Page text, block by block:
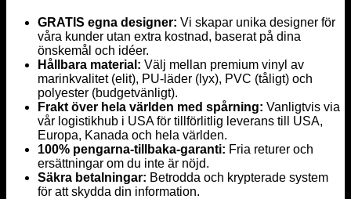
GRATIS egna designer: Vi skapar unika designer för
våra kunder utan extra kostnad, baserat på dina
önskemål och idéer.
Hållbara material: Välj mellan premium vinyl av
marinkvalitet (elit), PU-läder (lyx), PVC (tåligt) och
polyester (budgetvänligt).
Frakt över hela världen med spårning: Vanligtvis via
vår logistikhub i USA för tillförlitlig leverans till USA,
Europa, Kanada och hela världen.
100% pengarna-tillbaka-garanti: Fria returer och
ersättningar om du inte är nöjd.
Säkra betalningar: Betrodda och krypterade system
för att skydda din information.